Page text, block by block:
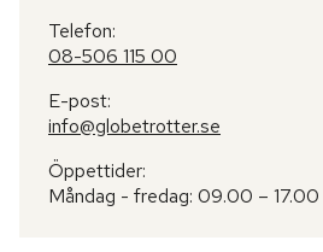
Telefon:
08-506 115 00
E-post:
info@globetrotter.se
Öppettider:
Måndag - fredag: 09.00 – 17.00